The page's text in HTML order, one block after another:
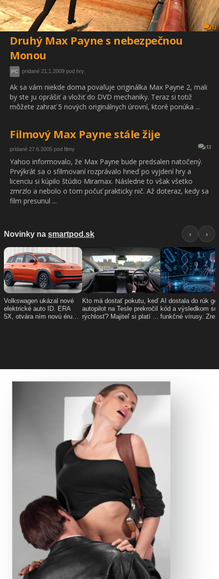
13
Druhý Max Payne s nebezpečnou
Monou
PC pridané 21.1.2009 pod hry
Ak sa vám niekde doma povaľuje originálka Max Payne 2, mali
by ste ju oprášiť a vložiť do DVD mechaniky. Teraz si totiž
môžete zahrať 5 nových originálnych úrovní, ktoré ponúka ...
Filmový Max Payne stále žije
13
pridané 27.6.2005 pod filmy
Yahoo informovalo, že Max Payne bude predsalen natočený.
Prvýkrát sa o sfilmovaní rozprávalo hneď po vyjdení hry a
licenciu si kúpilo štúdio Miramax. Následne to však všetko
zmrzlo a nebolo o tom počuť prakticky nič. Až doteraz, kedy sa
film presunul ...